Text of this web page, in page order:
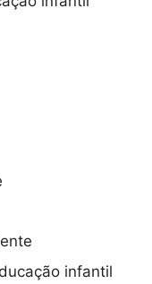
infantil